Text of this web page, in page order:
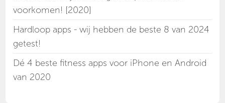
voorkomen! [2020]
Hardloop apps - wij hebben de beste 8 van 2024
getest!
Dé 4 beste fitness apps voor iPhone en Android
van 2020